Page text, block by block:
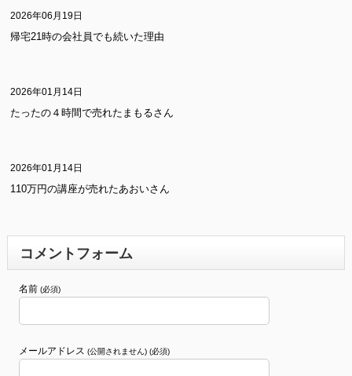
2026年06月19日
帰宅21時の会社員でも続いた理由
2026年01月14日
たったの４時間で売れたまもるさん
2026年01月14日
110万円の講座が売れたあおいさん
コメントフォーム
名前 (必須)
メールアドレス (公開されません) (必須)